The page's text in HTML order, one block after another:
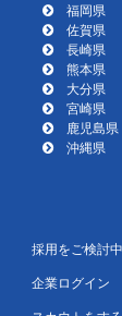
福岡県
佐賀県
長崎県
熊本県
大分県
宮崎県
鹿児島県
沖縄県
採用をご検討
企業ログイン